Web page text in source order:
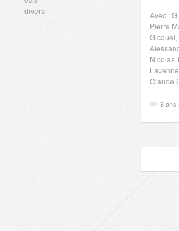
divers
Avec :
Pierre
Nicolas
Claude
8 ans